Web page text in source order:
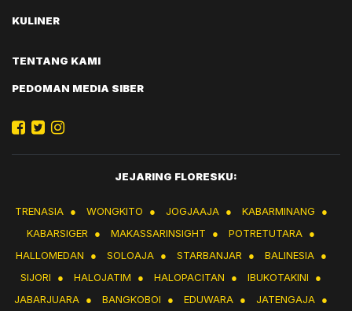
KULINER
TENTANG KAMI
PEDOMAN MEDIA SIBER
JEJARING FLORESKU:
TRENASIA ● WONGKITO ● JOGJAAJA ● KABARMINANG
●
KABARSIGER
● MAKASSARINSIGHT ● POTRETUTARA ●
HALLOMEDAN
● SOLOAJA ● STARBANJAR ● BALINESIA ●
SIJORI
● HALOJATIM ● HALOPACITAN ● IBUKOTAKINI
●
JABARJUARA ● BANGKOBOI ● EDUWARA ● JATENGAJA ●